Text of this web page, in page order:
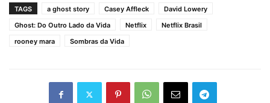
TAGS a ghost story Casey Affleck
David Lowery
Ghost: Do Outro Lado da Vida
Netflix
Netflix Brasil
rooney mara
Sombras da Vida